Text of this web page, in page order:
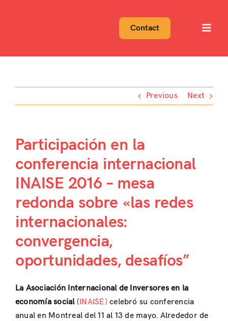
Contact
Previous Next
Participación en la
conferencia internacional
INAISE 2016 – mesa
redonda sobre «las redes
internacionales:
convergencia,
oportunidades, desafíos”
La Asociación Internacional de Inversores en la
economía social(INAISE) celebró su conferencia
anual en Montreal del 11 al 13 de mayo. Alrededor de